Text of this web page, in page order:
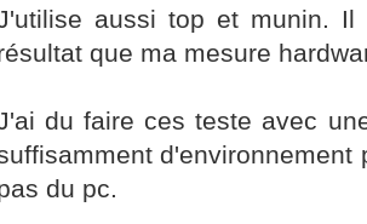
aussi top et munin. Il
que ma mesure
du faire ces teste avec
d'environnement
du pc.